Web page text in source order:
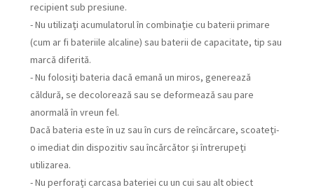
recipient sub presiune.
- Nu utilizați acumulatorul în combinație cu baterii primare
(cum ar fi bateriile alcaline) sau baterii de capacitate, tip sau
marcă diferită.
- Nu folosiți bateria dacă emană un miros, generează
căldură, se decolorează sau se deformează sau pare
anormală în vreun fel.
Dacă bateria este în uz sau în curs de reîncărcare, scoateți-
o imediat din dispozitiv sau încărcător și întrerupeți
utilizarea.
- Nu perforați carcasa bateriei cu un cui sau alt obiect